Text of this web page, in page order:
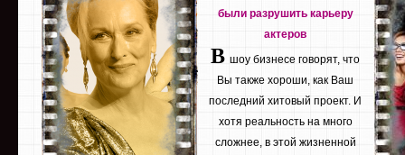
были разрушить карьеру
актеров
В шоу бизнесе говорят, что
Вы также хороши, как Ваш
последний хитовый проект. И
хотя реальность на много
сложнее, в этой жизненной